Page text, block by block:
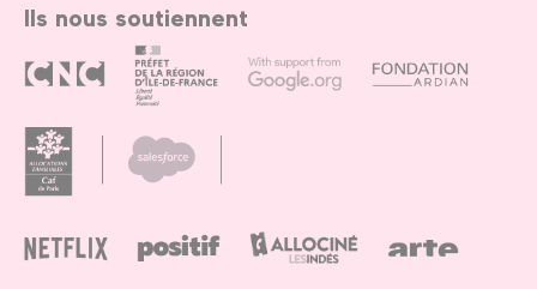
Ils nous soutiennent